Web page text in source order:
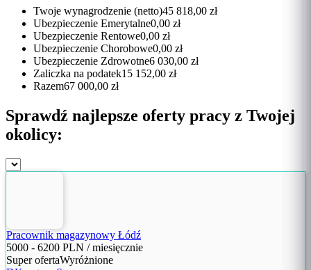
Twoje wynagrodzenie (netto)45 818,00 zł
Ubezpieczenie Emerytalne0,00 zł
Ubezpieczenie Rentowe0,00 zł
Ubezpieczenie Chorobowe0,00 zł
Ubezpieczenie Zdrowotne6 030,00 zł
Zaliczka na podatek15 152,00 zł
Razem67 000,00 zł
Sprawdź najlepsze oferty pracy z Twojej
okolicy:
Pracownik magazynowy Łódź
5000 - 6200 PLN / miesięcznie
Super ofertaWyróżnione